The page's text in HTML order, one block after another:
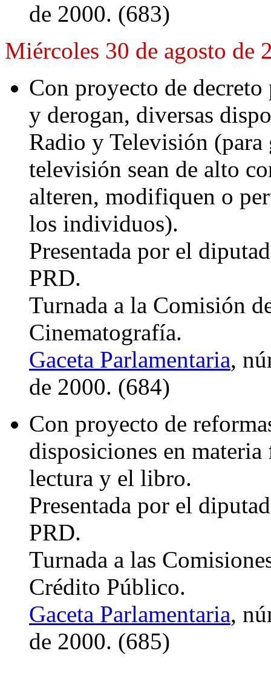
de 2000. (683)
Miércoles 30 de agosto de
Con proyecto de
y derogan, diversas
Radio y Televisión
televisión sean de alto
alteren, modifiquen o
los individuos).
Presentada por el
PRD.
Turnada a la Comisión
Cinematografía.
Gaceta Parlamentaria,
de 2000. (684)
Con proyecto de
disposiciones en
lectura y el libro.
Presentada por el
PRD.
Turnada a las
Crédito Público.
Gaceta Parlamentaria,
de 2000. (685)